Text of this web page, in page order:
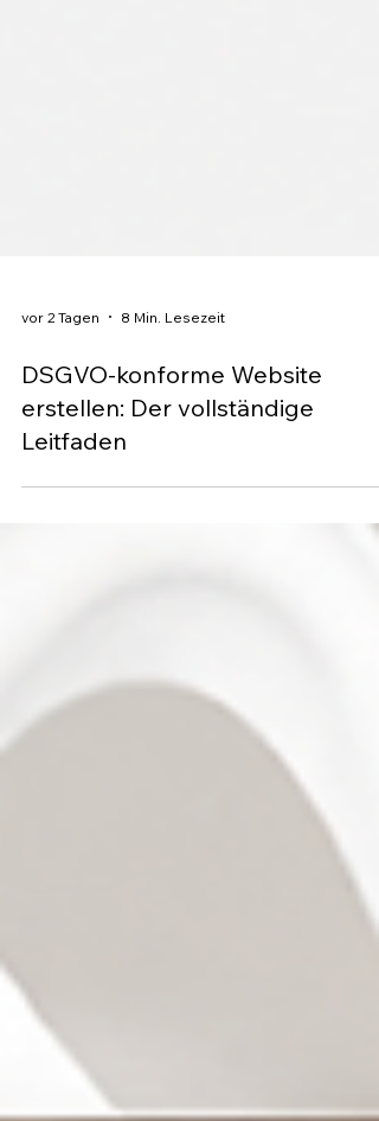
vor 2 Tagen 8 Min. Lesezeit
DSGVO-konforme Website
erstellen: Der vollständige